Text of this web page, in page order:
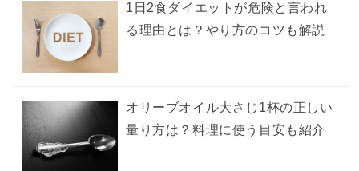
1日2食ダイエットが危険と言われ
る理由とは？やり方のコツも解説
オリーブオイル大さじ1杯の正しい
量り方は？料理に使う目安も紹介